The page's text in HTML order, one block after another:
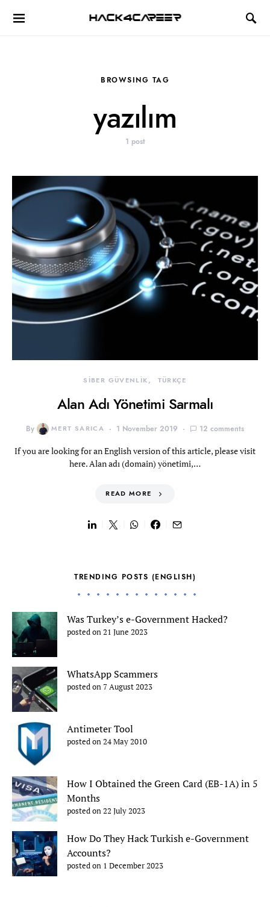
Hack4Career
BROWSING TAG
yazılım
1 post
SİBER GÜVENLİK TÜRKÇE
Alan Adı Yönetimi Sarmalı
By MERT SARICA 1 November 2019 12 comments
If you are looking for an English version of this article, please visit
here. Alan adı (domain) yönetimi,…
READ MORE
TRENDING POSTS (ENGLISH)
Was Turkey’s e-Government Hacked?
posted on 21 June 2023
WhatsApp Scammers
posted on 7 August 2023
Antimeter Tool
posted on 24 May 2010
How I Obtained the Green Card (EB-1A) in 5
Months
posted on 22 July 2023
How Do They Hack Turkish e-Government
Accounts?
posted on 1 December 2023